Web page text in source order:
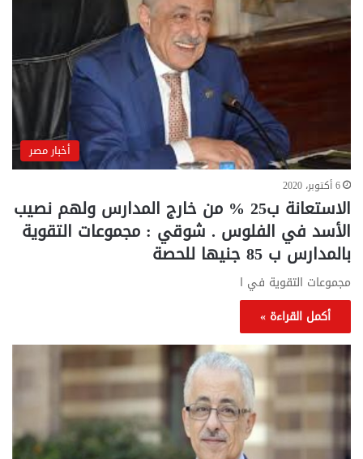
أخبار مصر
6 أكتوبر، 2020
الاستعانة ب25 % من خارج المدارس ولهم نصيب
الأسد في الفلوس . شوقي : مجموعات التقوية
بالمدارس ب 85 جنيها للحصة
مجموعات التقوية في ا
أكمل القراءة »